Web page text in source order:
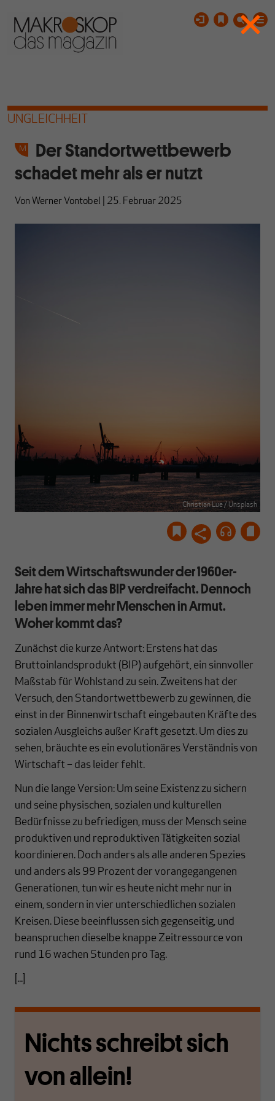
UNGLEICHHEIT
Der Standortwettbewerb
schadet mehr als er nutzt
Von Werner Vontobel 25. Februar 2025
Christian Lue / Unsplash
Seit dem Wirtschaftswunder der 1960er-
Jahre hat sich das BIP verdreifacht. Dennoch
leben immer mehr Menschen in Armut.
Woher kommt das?
Zunächst die kurze Antwort: Erstens hat das
Bruttoinlandsprodukt (BIP) aufgehört, ein sinnvoller
Maßstab für Wohlstand zu sein. Zweitens hat der
Versuch, den Standortwettbewerb zu gewinnen, die
einst in der Binnenwirtschaft eingebauten Kräfte des
sozialen Ausgleichs außer Kraft gesetzt. Um dies zu
sehen, bräuchte es ein evolutionäres Verständnis von
Wirtschaft – das leider fehlt.
Nun die lange Version: Um seine Existenz zu sichern
und seine physischen, sozialen und kulturellen
Bedürfnisse zu befriedigen, muss der Mensch seine
produktiven und reproduktiven Tätigkeiten sozial
koordinieren. Doch anders als alle anderen Spezies
und anders als 99 Prozent der vorangegangenen
Generationen, tun wir es heute nicht mehr nur in
einem, sondern in vier unterschiedlichen sozialen
Kreisen. Diese beeinflussen sich gegenseitig, und
beanspruchen dieselbe knappe Zeitressource von
rund 16 wachen Stunden pro Tag.
[...]
Nichts schreibt sich
von allein!